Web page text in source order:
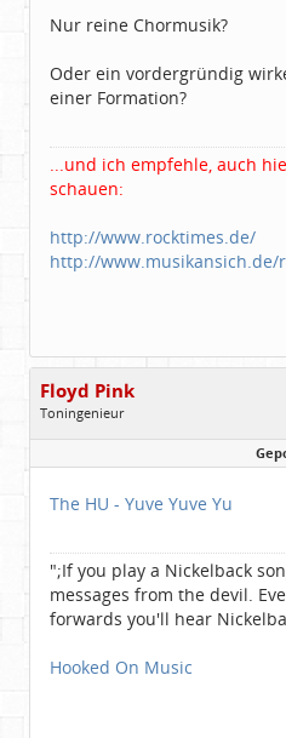
Nur reine Chormusik?
Oder ein vordergründig
einer Formation?
...und ich empfehle, auch
schauen:
http://www.rocktimes.de/
http://www.musikansich.de/
Floyd Pink
Toningenieur
Geschlecht:
keine Angabe
Beiträge:
7827
The HU - Yuve Yuve Yu
";If you play a Nickelback
messages from the devil.
forwards you'll hear
Hooked On Music